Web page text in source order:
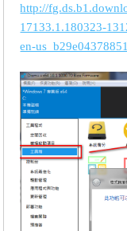
http://
17133.1.180323-
en-